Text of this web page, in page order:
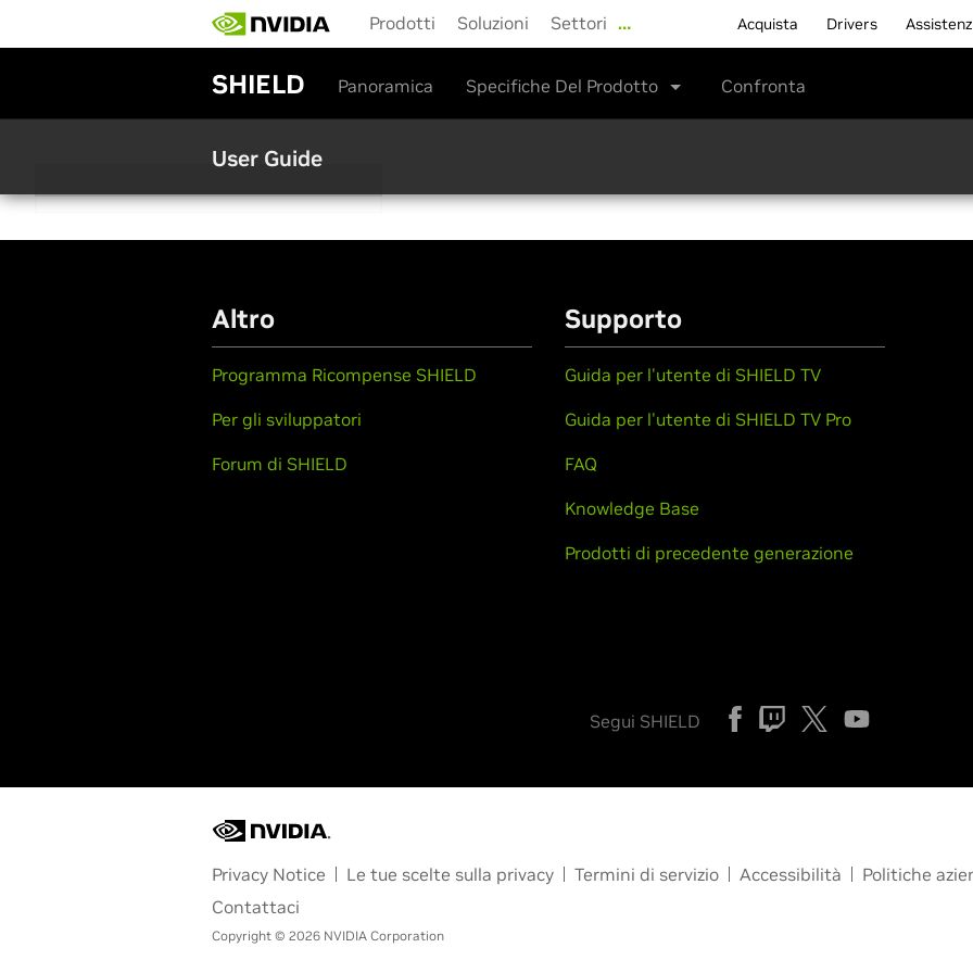
i
o
n
Prodotti Soluzioni Settori … Acquista Drivers
SHIELD Panoramica Specifiche Del Prodotto Confronta
User Guide
Altro
Programma Ricompense SHIELD
Per gli sviluppatori
Forum di SHIELD
Supporto
Guida per l'utente di SHIELD TV
Guida per l'utente di SHIELD TV Pro
FAQ
Knowledge Base
Prodotti di precedente generazione
Segui SHIELD
Privacy Notice Le tue scelte sulla privacy Termini di servizio Accessibilità Politiche
Contattaci
Copyright © 2026 NVIDIA Corporation